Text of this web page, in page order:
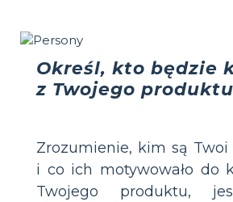
Określ, kto będzie
z Twojego produktu
Zrozumienie, kim są
i co ich motywowało do
Twojego produktu,